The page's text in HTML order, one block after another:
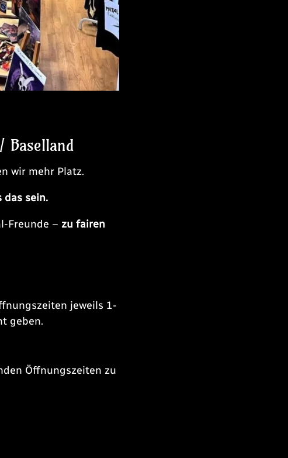
Baselland
wir mehr Platz.
das sein.
Freunde – zu fairen
jeweils 1-
geben.
Öffnungszeiten zu